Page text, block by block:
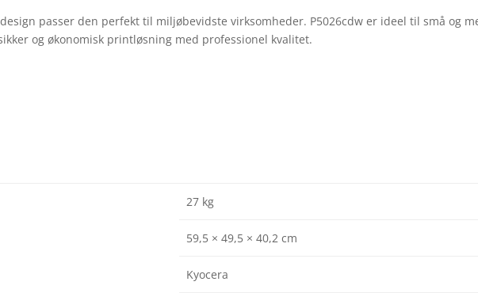
passer den perfekt til miljøbevidste virksomheder. P5026cdw er ideel til små og
og økonomisk printløsning med professionel kvalitet.
27 kg
59,5 × 49,5 × 40,2 cm
Kyocera